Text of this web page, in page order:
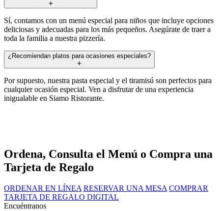
Sí, contamos con un menú especial para niños que incluye opciones
deliciosas y adecuadas para los más pequeños. Asegúrate de traer a
toda la familia a nuestra pizzería.
¿Recomiendan platos para ocasiones especiales?
Por supuesto, nuestra pasta especial y el tiramisú son perfectos para
cualquier ocasión especial. Ven a disfrutar de una experiencia
inigualable en Siamo Ristorante.
Ordena, Consulta el Menú o Compra una
Tarjeta de Regalo
ORDENAR EN LÍNEA RESERVAR UNA MESA COMPRAR
TARJETA DE REGALO DIGITAL
Encuéntranos